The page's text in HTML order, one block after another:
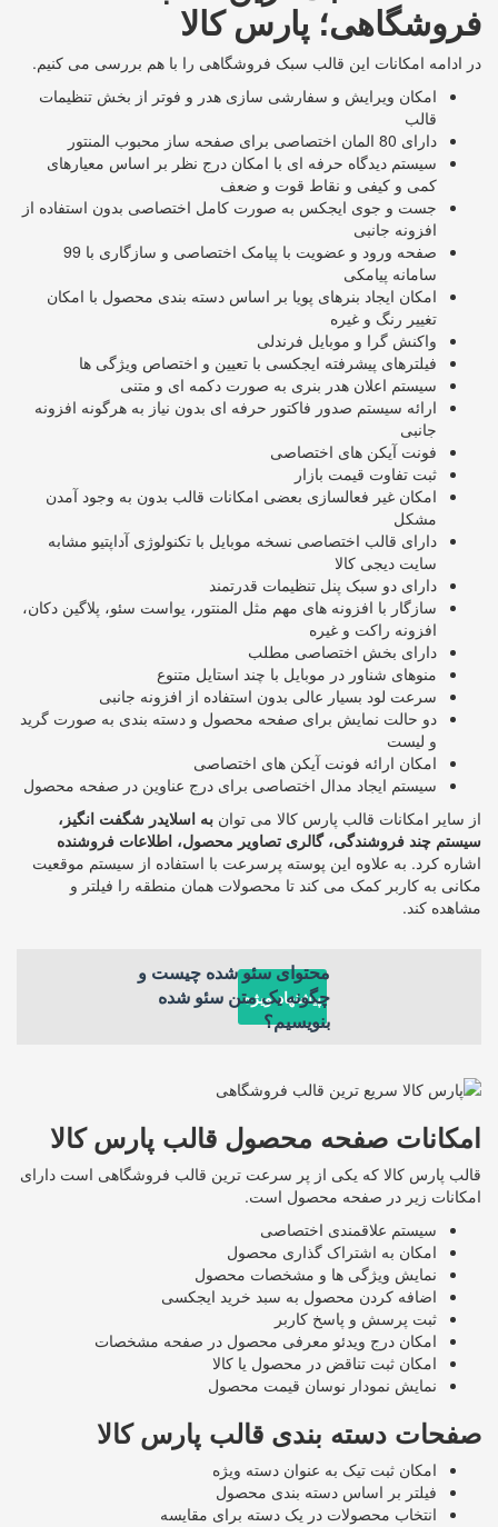
فروشگاهی؛ پارس کالا
در ادامه امکانات این قالب سبک فروشگاهی را با هم بررسی می کنیم.
امکان ویرایش و سفارشی سازی هدر و فوتر از بخش تنظیمات
قالب
دارای 80 المان اختصاصی برای صفحه ساز محبوب المنتور
سیستم دیدگاه حرفه ای با امکان درج نظر بر اساس معیارهای
کمی و کیفی و نقاط قوت و ضعف
جست و جوی ایجکس به صورت کامل اختصاصی بدون استفاده از
افزونه جانبی
صفحه ورود و عضویت با پیامک اختصاصی و سازگاری با 99
سامانه پیامکی
امکان ایجاد بنرهای پویا بر اساس دسته بندی محصول با امکان
تغییر رنگ و غیره
واکنش گرا و موبایل فرندلی
فیلترهای پیشرفته ایجکسی با تعیین و اختصاص ویژگی ها
سیستم اعلان هدر بنری به صورت دکمه ای و متنی
ارائه سیستم صدور فاکتور حرفه ای بدون نیاز به هرگونه افزونه
جانبی
فونت آیکن های اختصاصی
ثبت تفاوت قیمت بازار
امکان غیر فعالسازی بعضی امکانات قالب بدون به وجود آمدن
مشکل
دارای قالب اختصاصی نسخه موبایل با تکنولوژی آداپتیو مشابه
سایت دیجی کالا
دارای دو سبک پنل تنظیمات قدرتمند
سازگار با افزونه های مهم مثل المنتور، یواست سئو، پلاگین دکان،
افزونه راکت و غیره
دارای بخش اختصاصی مطلب
منوهای شناور در موبایل با چند استایل متنوع
سرعت لود بسیار عالی بدون استفاده از افزونه جانبی
دو حالت نمایش برای صفحه محصول و دسته بندی به صورت گرید
و لیست
امکان ارائه فونت آیکن های اختصاصی
سیستم ایجاد مدال اختصاصی برای درج عناوین در صفحه محصول
از سایر امکانات قالب پارس کالا می توان به اسلایدر شگفت انگیز،
سیستم چند فروشندگی، گالری تصاویر محصول، اطلاعات فروشنده
اشاره کرد. به علاوه این پوسته پرسرعت با استفاده از سیستم موقعیت
مکانی به کاربر کمک می کند تا محصولات همان منطقه را فیلتر و
مشاهده کند.
پیشنهاد ویژه
محتوای سئو شده چیست و
چگونه یک متن سئو شده
بنویسیم؟
امکانات صفحه محصول قالب پارس کالا
قالب پارس کالا که یکی از پر سرعت ترین قالب فروشگاهی است دارای
امکانات زیر در صفحه محصول است.
سیستم علاقمندی اختصاصی
امکان به اشتراک گذاری محصول
نمایش ویژگی ها و مشخصات محصول
اضافه کردن محصول به سبد خرید ایجکسی
ثبت پرسش و پاسخ کاربر
امکان درج ویدئو معرفی محصول در صفحه مشخصات
امکان ثبت تناقض در محصول یا کالا
نمایش نمودار نوسان قیمت محصول
صفحات دسته بندی قالب پارس کالا
امکان ثبت تیک به عنوان دسته ویژه
فیلتر بر اساس دسته بندی محصول
انتخاب محصولات در یک دسته برای مقایسه